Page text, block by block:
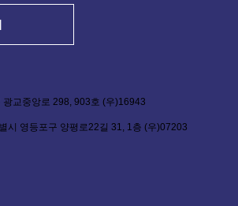
교중앙로 298, 903호 (우)16943
시 영등포구 양평로22길 31, 1층 (우)07203